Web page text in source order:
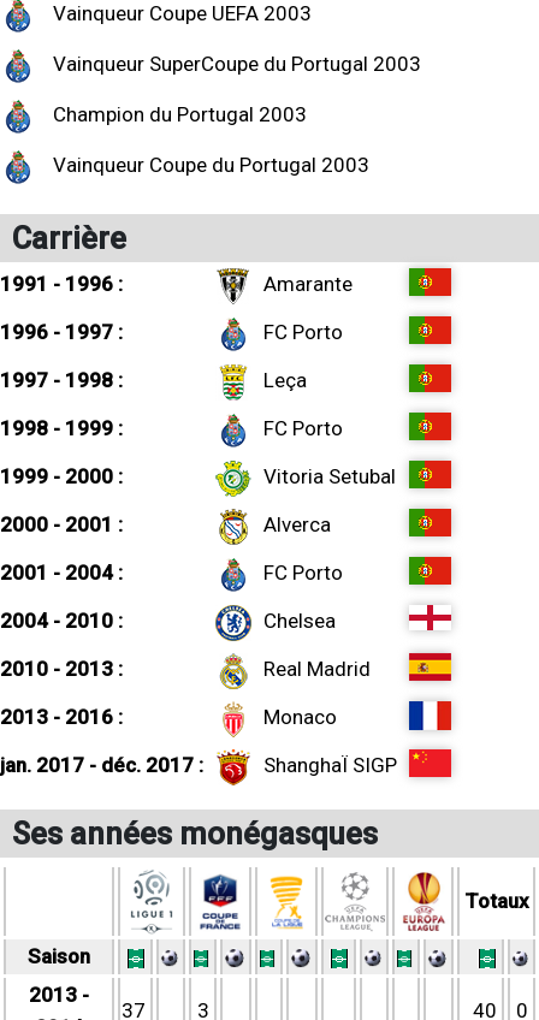
Vainqueur Coupe UEFA 2003
Vainqueur SuperCoupe du Portugal 2003
Champion du Portugal 2003
Vainqueur Coupe du Portugal 2003
Carrière
1991 - 1996 :
Amarante
1996 - 1997 :
FC Porto
1997 - 1998 :
Leça
1998 - 1999 :
FC Porto
1999 - 2000 :
Vitoria Setubal
2000 - 2001 :
Alverca
2001 - 2004 :
FC Porto
2004 - 2010 :
Chelsea
2010 - 2013 :
Real Madrid
2013 - 2016 :
Monaco
jan. 2017 - déc. 2017 :
ShanghaÏ SIGP
Ses années monégasques
Totaux
Saison
2013 -
37 3 40 0